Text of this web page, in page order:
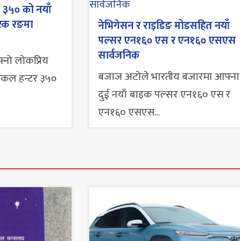
को नयाँ
रङमा
लोकप्रिय
हन्टर ३५०
नेभिगेसन र राइडिङ मोडसहित नयाँ
पल्सर एन१६० एस र एन१६० एसएस
सार्वजनिक
बजाज अटोले भारतीय बजारमा आफ्ना
दुई नयाँ बाइक पल्सर एन१६० एस र
एन१६० एसएस...